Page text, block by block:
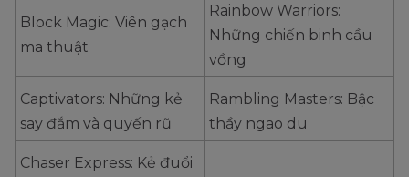
Block Magic: Viên gạch
ma thuật
Rainbow Warriors:
Những chiến binh cầu
vồng
Captivators: Những kẻ
say đắm và quyến rũ
Rambling Masters: Bậc
thầy ngao du
Chaser Express: Kẻ đuổi